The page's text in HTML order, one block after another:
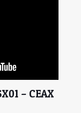
– CEAX